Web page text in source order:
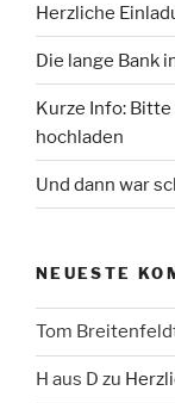
Herzliche
Die lange Bank
Kurze Info: Bitte
hochladen
Und dann war
NEUESTE
Tom
H aus D zu